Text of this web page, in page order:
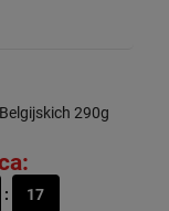
290g
17